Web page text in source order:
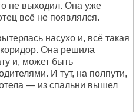
не выходил. Она уже
всё не появлялся.
насухо и, всё такая
Она решила
и, может быть
И тут, на полпути,
— из спальни вышел